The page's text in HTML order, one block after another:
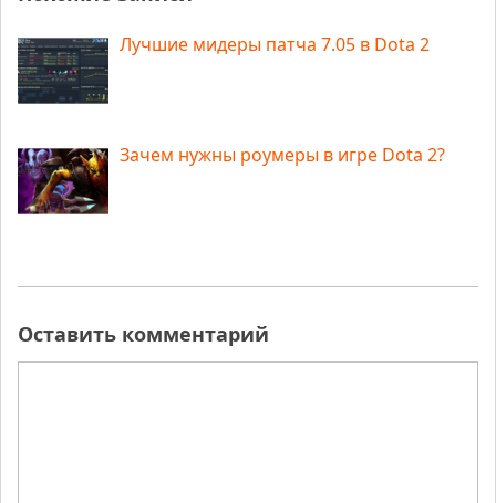
Лучшие мидеры патча 7.05 в Dota 2
Зачем нужны роумеры в игре Dota 2?
Оставить комментарий